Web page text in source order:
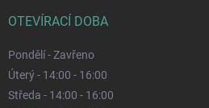
OTEVÍRACÍ DOBA
Pondělí - Zavřeno
Úterý - 14:00 - 16:00
Středa - 14:00 - 16:00